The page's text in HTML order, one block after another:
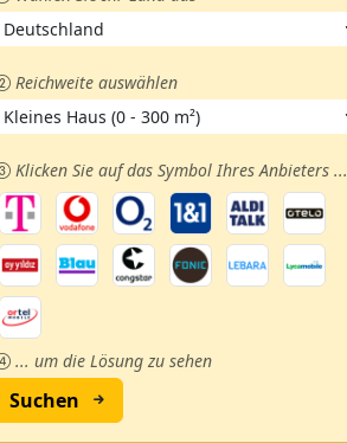
Reichweite auswählen
Klicken Sie auf das Symbol Ihres Anbieters ...
... um die Lösung zu sehen
Suchen